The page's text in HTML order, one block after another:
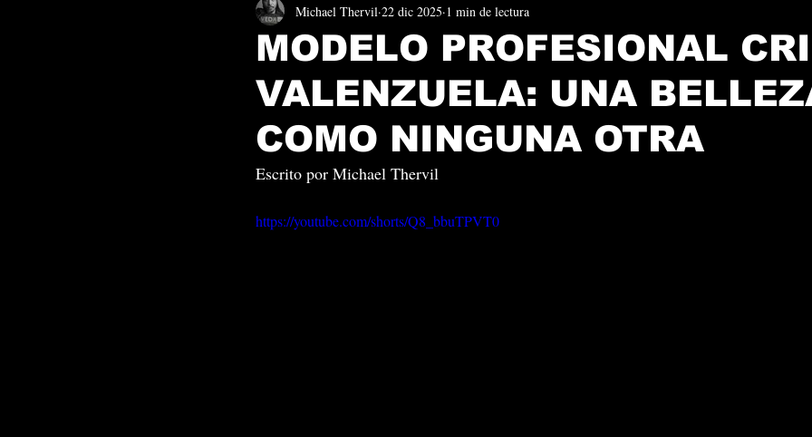
MODELO PROFESIONAL
VALENZUELA: UNA
COMO NINGUNA OTRA
Michael Thervil 22 dic 2025 1 min de lectura
Escrito por Michael Thervil
https://youtube.com/shorts/Q8_bbuTPVT0